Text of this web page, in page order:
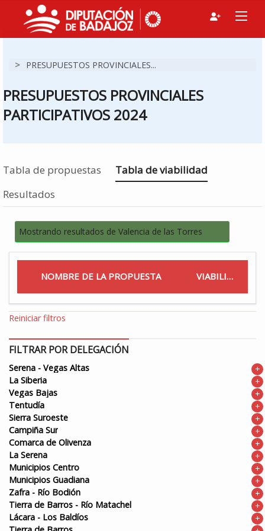
> PRESUPUESTOS PROVINCIALES...
PRESUPUESTOS PROVINCIALES
PARTICIPATIVOS 2024
Tabla de propuestas Estás en
Tabla de viabilidad
Resultados
Mostrando resultados de Valencia de las Torres
NOMBRE DE LA PROPUESTA VIABILIDAD
Reiniciar filtros
FILTRAR POR DELEGACIÓN